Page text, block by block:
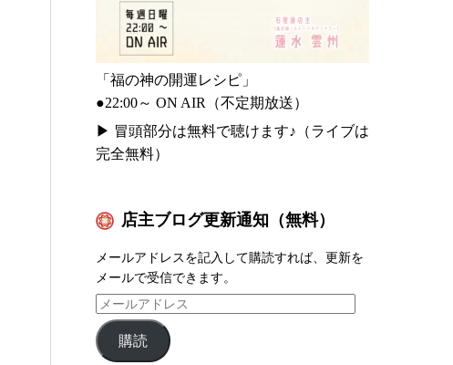
「福の神の開運レシピ」
●22:00～ ON AIR（不定期放送）
▶ 冒頭部分は無料で聴けます♪（ライブは
完全無料）
店主ブログ更新通知（無料）
メールアドレスを記入して購読すれば、更新を
メールで受信できます。
購読